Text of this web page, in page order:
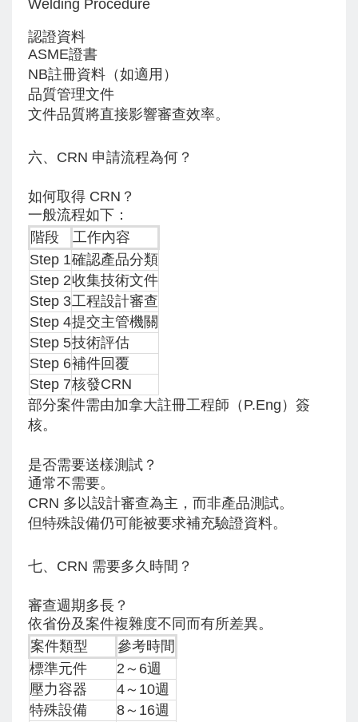
Welding Procedure
認證資料
ASME證書
NB註冊資料（如適用）
品質管理文件
文件品質將直接影響審查效率。
六、CRN 申請流程為何？
如何取得 CRN？
一般流程如下：
階段
工作內容
Step 1確認產品分類
Step 2收集技術文件
Step 3工程設計審查
Step 4提交主管機關
Step 5技術評估
Step 6補件回覆
Step 7核發CRN
部分案件需由加拿大註冊工程師（P.Eng）簽
核。
是否需要送樣測試？
通常不需要。
CRN 多以設計審查為主，而非產品測試。
但特殊設備仍可能被要求補充驗證資料。
七、CRN 需要多久時間？
審查週期多長？
依省份及案件複雜度不同而有所差異。
案件類型
參考時間
標準元件
2～6週
壓力容器
4～10週
特殊設備
8～16週